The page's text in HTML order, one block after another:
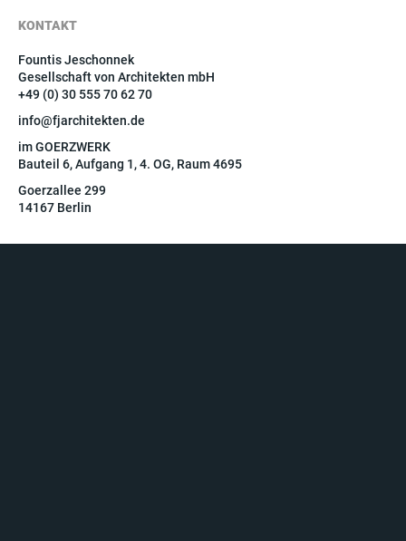
KONTAKT
Fountis Jeschonnek
Gesellschaft von Architekten mbH
+49 (0) 30 555 70 62 70
info@fjarchitekten.de
im GOERZWERK
Bauteil 6, Aufgang 1, 4. OG, Raum 4695
Goerzallee 299
14167 Berlin